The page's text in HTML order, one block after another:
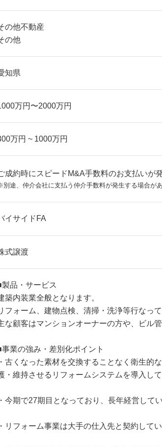
の他不動産
の他
知県
万円〜2000万円
万円 ~ 1000万円
成約時にスピードM&A手数料のお支払いが
途、仲介会社に支払う仲介手数料が発生する場合が
イサイドFA
式譲渡
製品・サービス
築内装業全般となります。
フォーム、建物点検、清掃・洗浄等行なって
な顧客はマンションオーナーの方や、ビル管
事業の強み・差別化ポイント
古くなった素材を交換することなく衛生的
・維持させるリフォームシステムを導入し
今期で27期目となっており、長年経営して
リフォーム事業は大手の仕入先と契約して